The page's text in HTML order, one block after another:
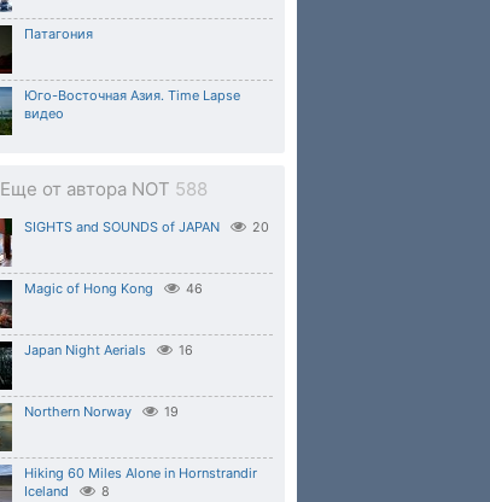
Патагония
Юго-Восточная Азия. Time Lapse
видео
Еще от автора NOT 588
SIGHTS and SOUNDS of JAPAN 20
Magic of Hong Kong 46
Japan Night Aerials 16
Northern Norway 19
Hiking 60 Miles Alone in Hornstrandir
Iceland
8